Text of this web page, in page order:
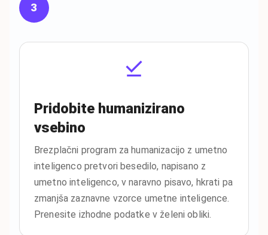
3
Pridobite humanizirano
vsebino
Brezplačni program za humanizacijo z umetno
inteligenco pretvori besedilo, napisano z
umetno inteligenco, v naravno pisavo, hkrati pa
zmanjša zaznavne vzorce umetne inteligence.
Prenesite izhodne podatke v želeni obliki.